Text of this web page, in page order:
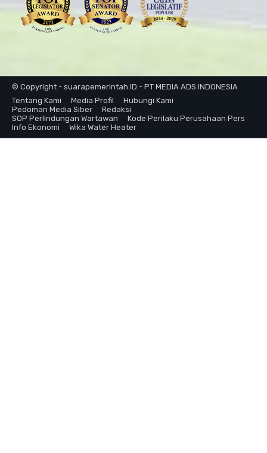
© Copyright - suarapemerintah.ID - PT MEDIA ADS INDONESIA
Tentang Kami
Media Profil
Hubungi Kami
Pedoman Media Siber
Redaksi
SOP Perlindungan Wartawan
Kode Perilaku Perusahaan Pers
Info Ekonomi
Wika Water Heater